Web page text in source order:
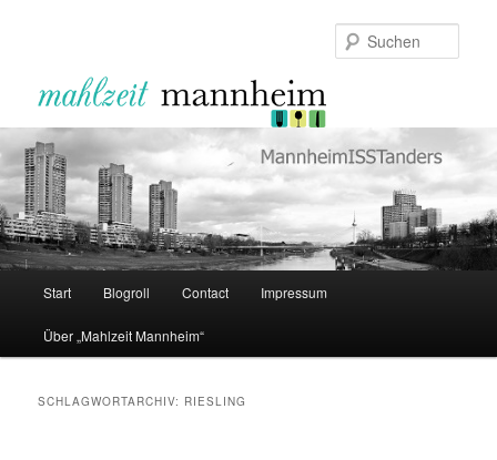
Start Blogroll Contact Impressum
Über „Mahlzeit Mannheim“
SCHLAGWORTARCHIV: RIESLING